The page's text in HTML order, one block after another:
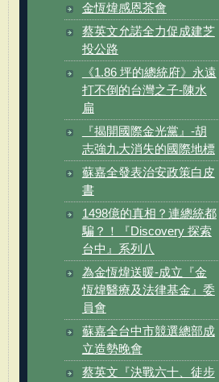
金恆煒感恩茶會
蔡英文允諾全力促成建芝
投公路
《1.86 坪的總統府》永遠
打不倒的台灣之子-陳水
扁
『揭開國際金光黨』-胡
志強九大消失的國際地標
蘇嘉全發表治安政策白皮
書
1498億的真相？連總統都
騙？！『Discovery 探索
台中』系列八
為金恆煒送暖-成立『金
恆煒醫療及法律基金』委
員會
蘇嘉全台中市競選總部成
立造勢晚會
蔡英文『決戰六十、徒步